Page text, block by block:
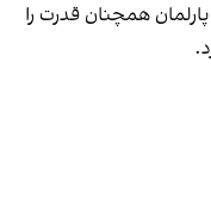
همچنان قدرت را